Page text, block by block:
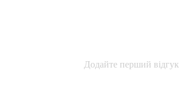
Додайте перший відгук